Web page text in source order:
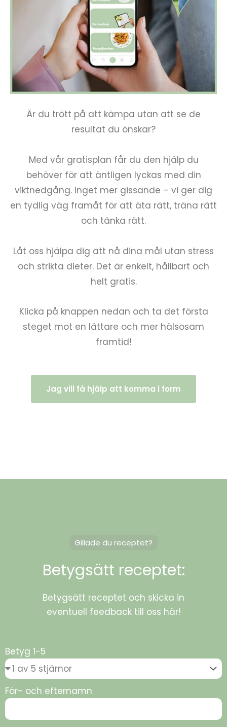
Är du trött på att kämpa utan att se de
resultat du önskar?
Med vår gratisplan får du den hjälp du
behöver för att äntligen lyckas med din
viktnedgång. Inget mer gissande – vi ger dig
en tydlig väg framåt för att äta rätt, träna rätt
och tänka rätt.
Låt oss hjälpa dig att nå dina mål utan stress
och strikta dieter. Det är enkelt, hållbart och
helt gratis.
Klicka på knappen nedan och ta det första
steget mot en lättare och mer hälsosam
framtid!
Jag vill få hjälp att komma i form
Gillade du receptet?
Betygsätt receptet:
Betygsätt receptet och skicka in
eventuell feedback till oss här!
Betyg 1-5
För- och efternamn